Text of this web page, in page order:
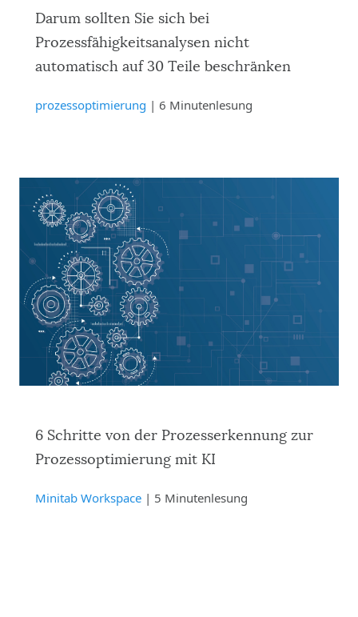
Darum sollten Sie sich bei
Prozessfähigkeitsanalysen nicht
automatisch auf 30 Teile beschränken
prozessoptimierung | 6 Minutenlesung
6 Schritte von der Prozesserkennung zur
Prozessoptimierung mit KI
Minitab Workspace | 5 Minutenlesung